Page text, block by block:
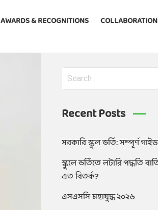
AWARDS & RECOGNITIONS
Recent Posts
সরকারি স্কুল ভর্তি: সম্পূর্ণ গাইড
স্কুলে ভর্তিতে লটারি পদ্ধতি
এত বিতর্ক?
এসএসসি মহাযুদ্ধ ২০২৬